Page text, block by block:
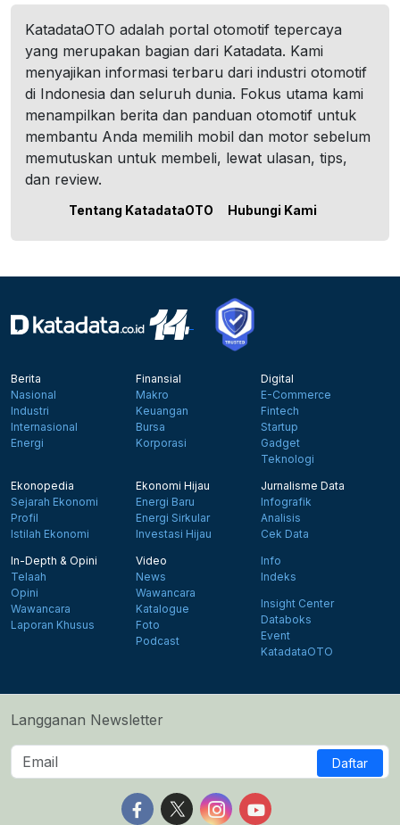
KatadataOTO adalah portal otomotif tepercaya
yang merupakan bagian dari Katadata. Kami
menyajikan informasi terbaru dari industri otomotif
di Indonesia dan seluruh dunia. Fokus utama kami
menampilkan berita dan panduan otomotif untuk
membantu Anda memilih mobil dan motor sebelum
memutuskan untuk membeli, lewat ulasan, tips,
dan review.
Tentang KatadataOTO Hubungi Kami
Berita
Nasional
Industri
Internasional
Energi
Finansial
Makro
Keuangan
Bursa
Korporasi
Digital
E-Commerce
Fintech
Startup
Gadget
Teknologi
Ekonopedia
Sejarah Ekonomi
Profil
Istilah Ekonomi
Ekonomi Hijau
Energi Baru
Energi Sirkular
Investasi Hijau
Jurnalisme Data
Infografik
Analisis
Cek Data
In-Depth & Opini
Telaah
Opini
Wawancara
Laporan Khusus
Video
News
Wawancara
Katalogue
Foto
Podcast
Info
Indeks
Insight Center
Databoks
Event
KatadataOTO
Langganan Newsletter
Daftar
Follow us on Facebook
Follow us on X
Follow us on Instagram
Follow us on